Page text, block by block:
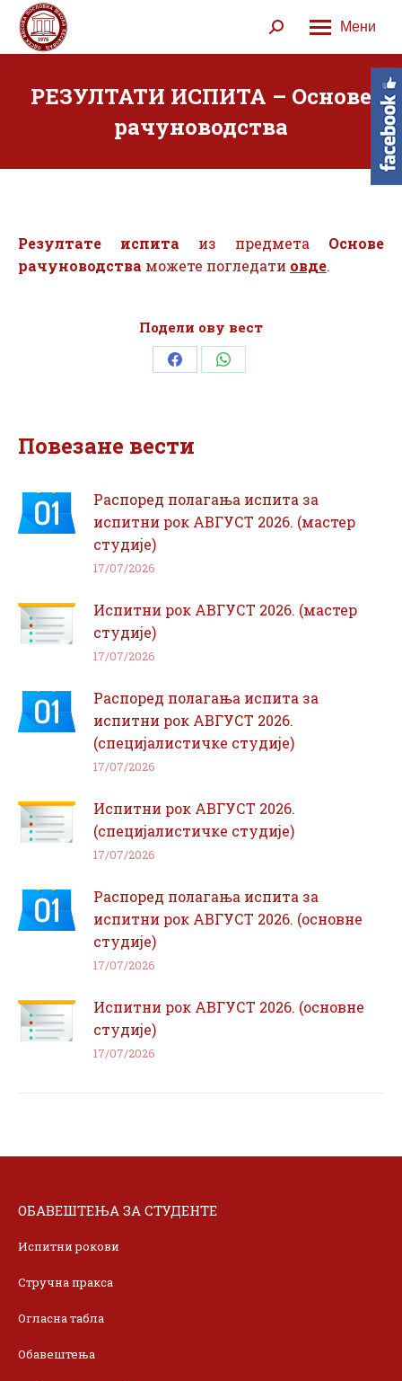
Мени
Search:
РЕЗУЛТАТИ ИСПИТА – Основе
рачуноводства
Резултате испита из предмета Основе
рачуноводства можете погледати овде.
Подели ову вест
Share Share
Повезане вести
Распоред полагања испита за
испитни рок АВГУСТ 2026. (мастер
студије)
17/07/2026
Испитни рок АВГУСТ 2026. (мастер
студије)
17/07/2026
Распоред полагања испита за
испитни рок АВГУСТ 2026.
(специјалистичке студије)
17/07/2026
Испитни рок АВГУСТ 2026.
(специјалистичке студије)
17/07/2026
Распоред полагања испита за
испитни рок АВГУСТ 2026. (основне
студије)
17/07/2026
Испитни рок АВГУСТ 2026. (основне
студије)
17/07/2026
ОБАВЕШТЕЊА ЗА СТУДЕНТЕ
Испитни рокови
Стручна пракса
Огласна табла
Обавештења